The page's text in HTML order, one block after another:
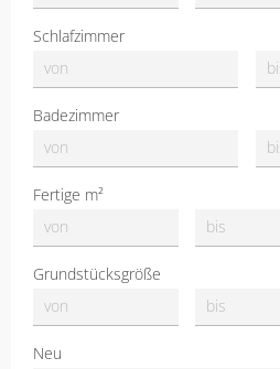
Schlafzimmer
Badezimmer
Fertige m²
Grundstücksgröße
Neu